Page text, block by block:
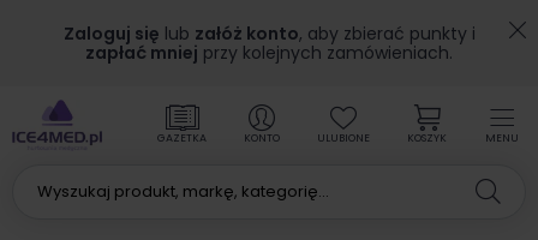
Zaloguj się lub załóż konto, aby zbierać punkty i
zapłać mniej przy kolejnych zamówieniach.
MENU
GAZETKA KONTO ULUBIONE KOSZYK